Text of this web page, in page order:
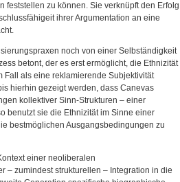
feststellen zu können. Sie verknüpft den Erfolg
ihrer Argumentation an eine
noch von einer Selbständigkeit
betont, der es erst ermöglicht, die Ethnizität
Fall als eine reklamierende Subjektivität
hierhin gezeigt werden, dass Canevas
kollektiver Sinn-Strukturen – einer
benutzt sie die Ethnizität im Sinne einer
bestmöglichen Ausgangsbedingungen zu
einer neoliberalen
– zumindest strukturellen – Integration in die